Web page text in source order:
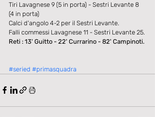
Tiri Lavagnese 9 (5 in porta) - Sestri Levante 8
(4 in porta)
Calci d'angolo 4-2 per il Sestri Levante.
Falli commessi Lavagnese 11 - Sestri Levante 25.
Reti : 13' Guitto - 22' Currarino - 82' Campinoti.
#seried #primasquadra